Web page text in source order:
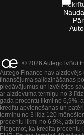
© 2026 Autego.lv
Autego Finance nav
finansējuma salīdzināšanas
piedāvājumus un izvēlēties
ar aizdevuma termiņu no 3
gada procentu likmi no 6,9%,
kredītu apvienošanas un
termiņu no 3 līdz 120
procentu likmi no 6,9%,
Pieņemot, ka kredīta procentu